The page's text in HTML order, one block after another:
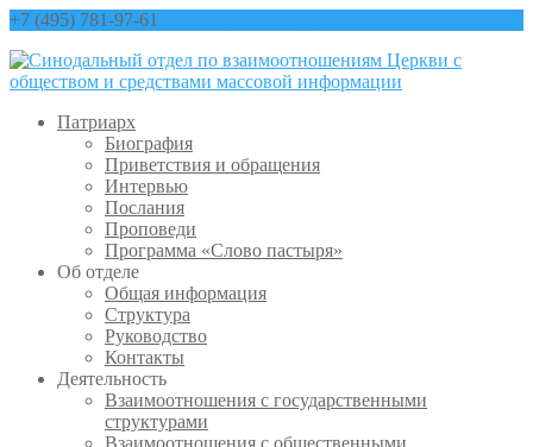
+7 (495) 781-97-61
Патриарх
Биография
Приветствия и обращения
Интервью
Послания
Проповеди
Программа «Слово пастыря»
Об отделе
Общая информация
Структура
Руководство
Контакты
Деятельность
Взаимоотношения с государственными
структурами
Взаимоотношения с общественными